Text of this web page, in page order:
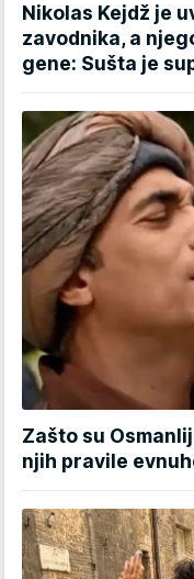
Nikolas Kejdž je
zavodnika, a
gene: Sušta je
Zašto su
njih pravile